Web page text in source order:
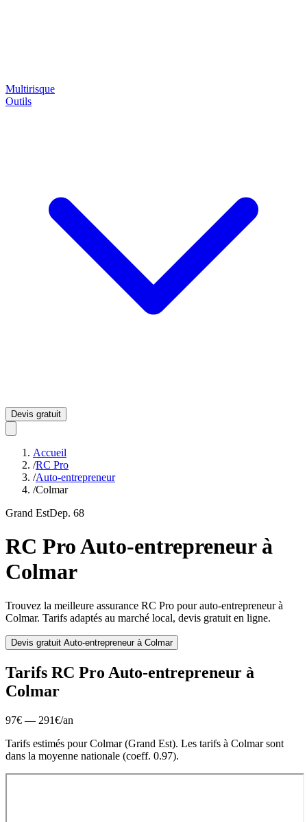
Multirisque
Outils
Devis gratuit
Accueil
/RC Pro
/Auto-entrepreneur
/Colmar
Grand EstDep. 68
RC ProAuto-entrepreneurà
Colmar
Trouvez la meilleure assurance RC Pro pourauto-entrepreneurà
Colmar. Tarifs adaptés au marché local, devis gratuit en ligne.
Devis gratuit Auto-entrepreneurà Colmar
Tarifs RC Pro Auto-entrepreneur à
Colmar
97€ — 291€/an
Tarifs estimés pourColmar(Grand Est). Les tarifs à Colmar sont
dans la moyenne nationale (coeff. 0.97).